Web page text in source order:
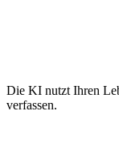
Die KI nutzt Ihren
verfassen.